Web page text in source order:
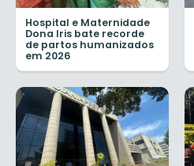
Hospital e Maternidade
Dona Iris bate recorde
de partos humanizados
em 2026